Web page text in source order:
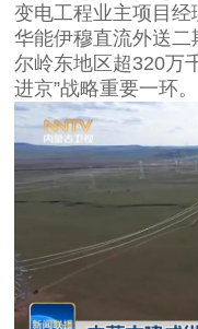
变电工程业主项目
华能伊穆直流外送
尔岭东地区超320万
进京”战略重要一环。